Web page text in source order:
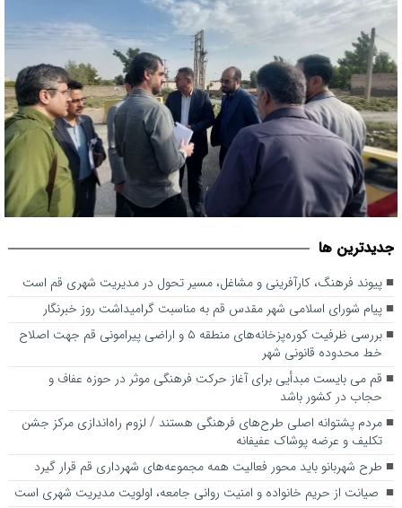
اصلاح خط محدوده قانونی شهر
جديدترين ها
پیوند فرهنگ، کارآفرینی و مشاغل، مسیر تحول در مدیریت شهری قم است
پیام شورای اسلامی شهر مقدس قم به مناسبت گرامیداشت روز خبرنگار
بررسی ظرفیت کوره‌پزخانه‌های منطقه ۵ و اراضی پیرامونی قم جهت اصلاح
خط محدوده قانونی شهر
قم می بایست مبدأیی برای آغاز حرکت فرهنگی موثر در حوزه عفاف و
حجاب در کشور باشد
مردم پشتوانه اصلی طرح‌های فرهنگی هستند / لزوم راه‌اندازی مرکز جشن
تکلیف و عرضه پوشاک عفیفانه
طرح شهربانو باید محور فعالیت همه مجموعه‌های شهرداری قم قرار گیرد
صیانت از حریم خانواده و امنیت روانی جامعه، اولویت مدیریت شهری است